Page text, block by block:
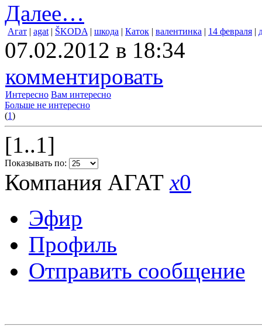
Далее…
Агат | agat | ŠKODA | шкода | Каток | валентинка | 14 февраля |
07.02.2012 в 18:34
комментировать
Интересно Вам интересно
Больше не интересно
(1)
[1..1]
Показывать по:
Компания АГАТx0
Эфир
Профиль
Отправить сообщение